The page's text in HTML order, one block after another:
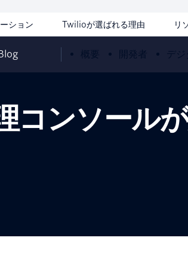
ション Twilioが選ばれる理由 リ
概要 開発者 デ
ンソール